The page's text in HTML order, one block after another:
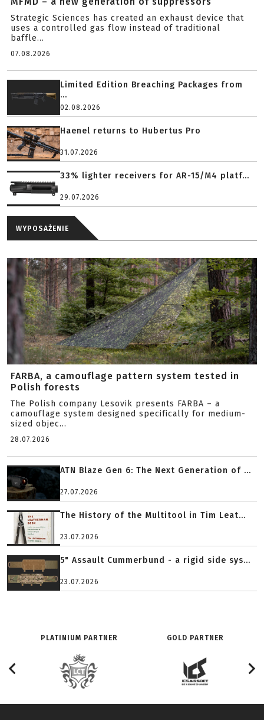
Strategic Sciences has created an exhaust device that
uses a controlled gas flow instead of traditional
baffle...
07.08.2026
Limited Edition Breaching Packages from
...
02.08.2026
Haenel returns to Hubertus Pro
31.07.2026
33% lighter receivers for AR-15/M4 platf...
29.07.2026
WYPOSAŻENIE
FARBA, a camouflage pattern system tested in
Polish forests
The Polish company Lesovik presents FARBA – a
camouflage system designed specifically for medium-
sized objec...
28.07.2026
ATN Blaze Gen 6: The Next Generation of ...
27.07.2026
The History of the Multitool in Tim Leat...
23.07.2026
5" Assault Cummerbund - a rigid side sys...
23.07.2026
PLATINIUM PARTNER GOLD PARTNER